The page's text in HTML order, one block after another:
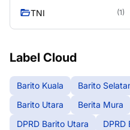
TNI (1)
Label Cloud
Barito Kuala Barito
Barito Utara
Berita Mura
DPRD Barito Utara
DPRD